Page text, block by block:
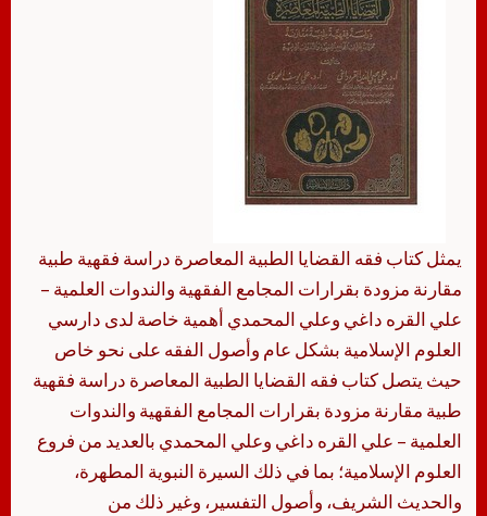
يمثل كتاب فقه القضايا الطبية المعاصرة دراسة فقهية طبية
مقارنة مزودة بقرارات المجامع الفقهية والندوات العلمية –
علي القره داغي وعلي المحمدي أهمية خاصة لدى دارسي
العلوم الإسلامية بشكل عام وأصول الفقه على نحو خاص
حيث يتصل كتاب فقه القضايا الطبية المعاصرة دراسة فقهية
طبية مقارنة مزودة بقرارات المجامع الفقهية والندوات
العلمية – علي القره داغي وعلي المحمدي بالعديد من فروع
العلوم الإسلامية؛ بما في ذلك السيرة النبوية المطهرة،
والحديث الشريف، وأصول التفسير، وغير ذلك من